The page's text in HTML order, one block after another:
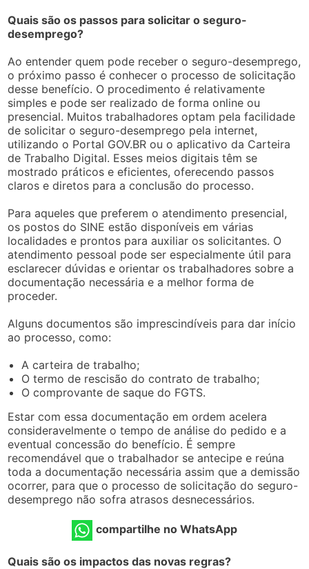
Quais são os passos para solicitar o seguro-
desemprego?
Ao entender quem pode receber o seguro-desemprego,
o próximo passo é conhecer o processo de solicitação
desse benefício. O procedimento é relativamente
simples e pode ser realizado de forma online ou
presencial. Muitos trabalhadores optam pela facilidade
de solicitar o seguro-desemprego pela internet,
utilizando o Portal GOV.BR ou o aplicativo da Carteira
de Trabalho Digital. Esses meios digitais têm se
mostrado práticos e eficientes, oferecendo passos
claros e diretos para a conclusão do processo.
Para aqueles que preferem o atendimento presencial,
os postos do SINE estão disponíveis em várias
localidades e prontos para auxiliar os solicitantes. O
atendimento pessoal pode ser especialmente útil para
esclarecer dúvidas e orientar os trabalhadores sobre a
documentação necessária e a melhor forma de
proceder.
Alguns documentos são imprescindíveis para dar início
ao processo, como:
A carteira de trabalho;
O termo de rescisão do contrato de trabalho;
O comprovante de saque do FGTS.
Estar com essa documentação em ordem acelera
consideravelmente o tempo de análise do pedido e a
eventual concessão do benefício. É sempre
recomendável que o trabalhador se antecipe e reúna
toda a documentação necessária assim que a demissão
ocorrer, para que o processo de solicitação do seguro-
desemprego não sofra atrasos desnecessários.
compartilhe no WhatsApp
Quais são os impactos das novas regras?